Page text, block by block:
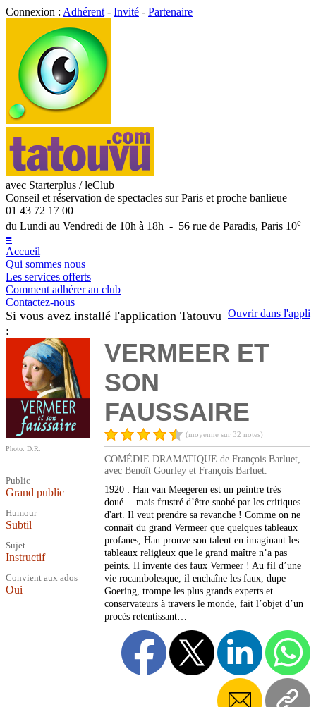
Connexion : Adhérent - Invité - Partenaire
avec Starterplus / leClub
Conseil et réservation de spectacles sur Paris et proche banlieue
01 43 72 17 00
du Lundi au Vendredi de 10h à 18h - 56 rue de Paradis, Paris 10e
≡
Accueil
Qui sommes nous
Les services offerts
Comment adhérer au club
Contactez-nous
Ouvrir dans l'appli
Si vous avez installé l'application Tatouvu
:
Photo: D.R.
Public
Grand public
Humour
Subtil
Sujet
Instructif
Convient aux ados
Oui
VERMEER ET
SON
FAUSSAIRE
(moyenne sur 32 notes)
COMÉDIE DRAMATIQUE de François Barluet,
avec Benoît Gourley et François Barluet.
1920 : Han van Meegeren est un peintre très
doué… mais frustré d’être snobé par les critiques
d'art. Il veut prendre sa revanche ! Comme on ne
connaît du grand Vermeer que quelques tableaux
profanes, Han prouve son talent en imaginant les
tableaux religieux que le grand maître n’a pas
peints. Il invente des faux Vermeer ! Au fil d’une
vie rocambolesque, il enchaîne les faux, dupe
Goering, trompe les plus grands experts et
conservateurs à travers le monde, fait l’objet d’un
procès retentissant…